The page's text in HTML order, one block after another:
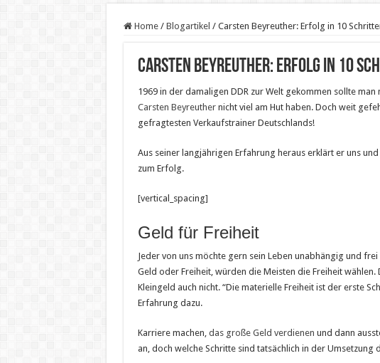
Home / Blogartikel / Carsten Beyreuther: Erfolg in 10
Carsten Beyreuther: Erfolg in 10
1969 in der damaligen DDR zur Welt gekommen sollte
Carsten Beyreuthernicht viel am Hut haben. Doch weit
gefragtesten Verkaufstrainer Deutschlands!
Aus seiner langjährigen Erfahrung heraus erklärt er uns
zum Erfolg.
[vertical_spacing]
Geld für Freiheit
Jeder von uns möchte gern sein Leben unabhängig und
Geld oder Freiheit, würden die Meisten die Freiheit
Kleingeld auch nicht. “Die materielle Freiheit ist der erste
Erfahrung dazu.
Karriere machen, das große Geld verdienen und dann
an, doch welche Schritte sind tatsächlich in der